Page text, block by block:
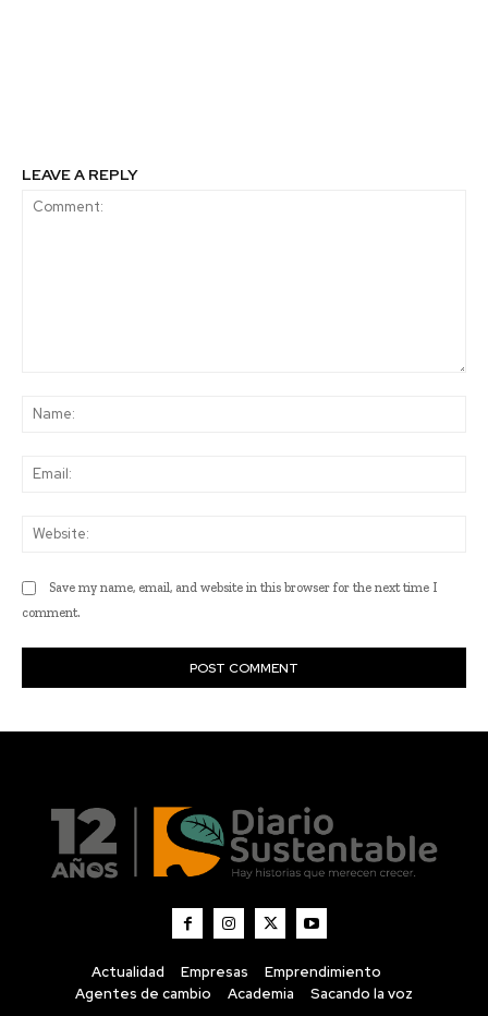
Actualidad Empresas
Emprendimiento
Agentes de cambio
Academia Sacando la voz